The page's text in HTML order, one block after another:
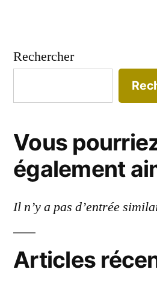
Rechercher
Vous
également
Il n’y a pas d’entrée
Articles